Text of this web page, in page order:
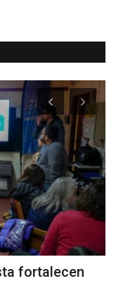
fortalecen